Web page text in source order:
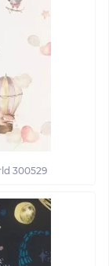
300529